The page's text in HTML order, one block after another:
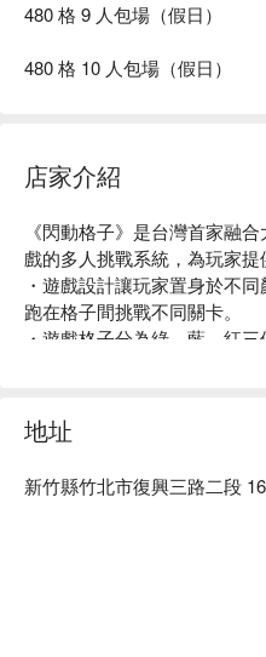
480 格 9 人包場（假日）
480 格 10 人包場（假日）
店家介紹
《閃動格子》是台灣首家融
戲的多人挑戰系統，為玩家提
・遊戲設計讓玩家置身於不
跑在格子間挑戰不同關卡。
・遊戲格子分為綠、藍、紅
・遊戲不僅考驗反應速度，也
・玩家可以享受到遊戲的刺激
地址
新竹縣竹北市復興三路二段